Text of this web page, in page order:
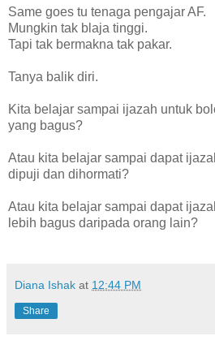
Same goes tu tenaga pengajar AF.
Mungkin tak blaja tinggi.
Tapi tak bermakna tak pakar.
Tanya balik diri.
Kita belajar sampai ijazah untuk
yang bagus?
Atau kita belajar sampai dapat
dipuji dan dihormati?
Atau kita belajar sampai dapat
lebih bagus daripada orang lain?
Diana Ishak at 12:44 PM
Share